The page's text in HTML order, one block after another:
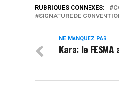
RUBRIQUES CONNEXES:
SIGNATURE DE
NE MANQUEZ PAS
Kara: le